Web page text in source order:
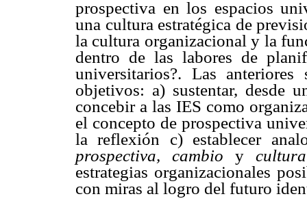
prospectiva en los espacios
una cultura estratégica de
la cultura organizacional y la
dentro de las labores de
universitarios?. Las
objetivos: a) sustentar, desde
concebir a las IES como
el concepto de prospectiva
la reflexión c) establecer
prospectiva, cambio y
estrategias organizacionales
con miras al logro del futuro